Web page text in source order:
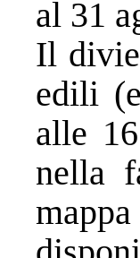
al 31
Il
edili
alle
nella